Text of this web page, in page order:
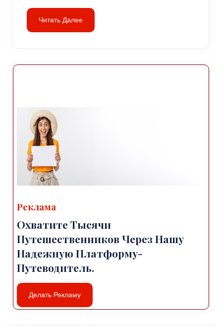
Читать Далее
Реклама
Охватите Тысячи
Путешественников Через Нашу
Надежную Платформу-
Путеводитель.
Делать Рекламу